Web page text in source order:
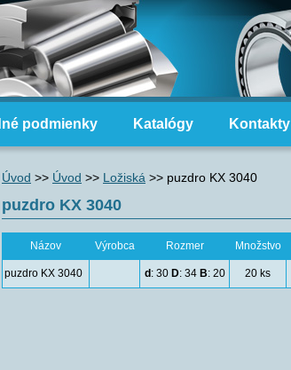
podmienky Katalógy Kontakty
Úvod >> Úvod >> Ložiská >> puzdro KX 3040
puzdro KX 3040
Názov Výrobca Rozmer Množstvo
puzdro KX 3040 d : 30 D: 34 B: 20 20 ks